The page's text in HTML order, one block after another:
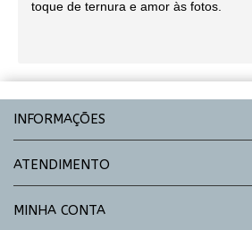
toque de ternura e amor às fotos.
INFORMAÇÕES
ATENDIMENTO
MINHA CONTA